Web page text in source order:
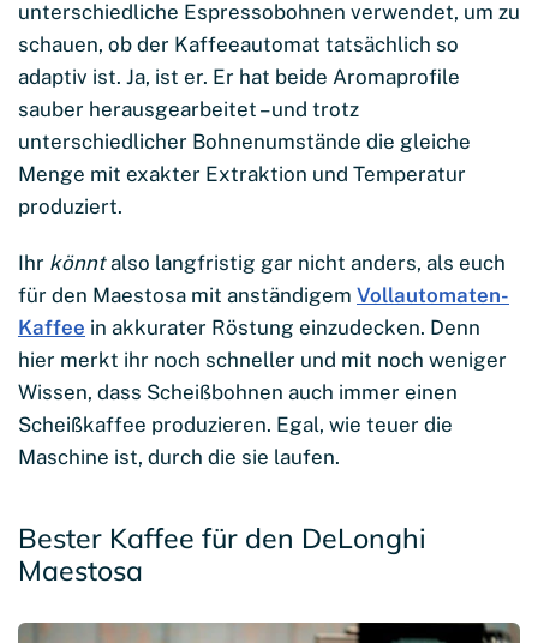
unterschiedliche Espressobohnen verwendet, um zu
schauen, ob der Kaffeeautomat tatsächlich so
adaptiv ist. Ja, ist er. Er hat beide Aromaprofile
sauber herausgearbeitet – und trotz
unterschiedlicher Bohnenumstände die gleiche
Menge mit exakter Extraktion und Temperatur
produziert.
Ihr könntalso langfristig gar nicht anders, als euch
für den Maestosa mit anständigem Vollautomaten-
Kaffee in akkurater Röstung einzudecken. Denn
hier merkt ihr noch schneller und mit noch weniger
Wissen, dass Scheißbohnen auch immer einen
Scheißkaffee produzieren. Egal, wie teuer die
Maschine ist, durch die sie laufen.
Bester Kaffee für den DeLonghi
Maestosa